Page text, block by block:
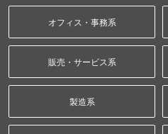
オフィス・事務系
販売・サービス系
製造系